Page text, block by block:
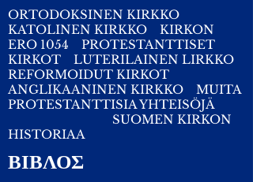
ORTODOKSINEN KIRKKO
KATOLINEN KIRKKO
KIRKON
ERO 1054
PROTESTANTTISET
KIRKOT
LUTERILAINEN LIRKKO
REFORMOIDUT KIRKOT
ANGLIKAANINEN KIRKKO
MUITA
PROTESTANTTISIA YHTEISÖJÄ
SUOMEN KIRKON
HISTORIAA
ΒΙΒΛΟΣ